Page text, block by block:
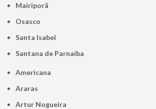
Mairiporã
Osasco
Santa Isabel
Santana de Parnaíba
Americana
Araras
Artur Nogueira